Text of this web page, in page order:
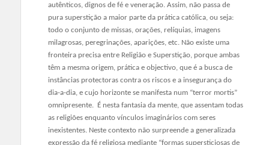
autênticos, dignos de fé e veneração. Assim, não passa de
pura superstição a maior parte da prática católica, ou seja:
todo o conjunto de missas, orações, relíquias, imagens
milagrosas, peregrinações, aparições, etc. Não existe uma
fronteira precisa entre Religião e Superstição, porque ambas
têm a mesma origem, prática e objectivo, que é a busca de
instâncias protectoras contra os riscos e a insegurança do
dia-a-dia, e cujo horizonte se manifesta num “terror mortis”
omnipresente. É nesta fantasia da mente, que assentam todas
as religiões enquanto vínculos imaginários com seres
inexistentes. Neste contexto não surpreende a generalizada
expressão da fé religiosa mediante “formas supersticiosas de